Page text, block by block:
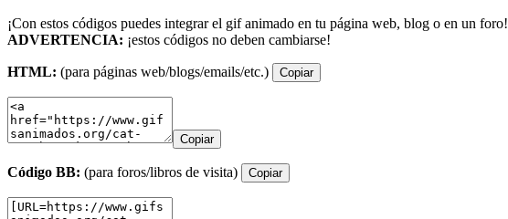
¡Con estos códigos puedes integrar el gif animado en tu página web, blog o en un foro!
ADVERTENCIA: ¡estos códigos no deben cambiarse!
HTML: (para páginas web/blogs/emails/etc.) Copiar
Copiar
Código BB: (para foros/libros de visita) Copiar